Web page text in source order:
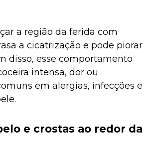
a região da ferida com
a cicatrização e pode piorar
disso, esse comportamento
intensa, dor ou
em alergias, infecções e
e crostas ao redor da